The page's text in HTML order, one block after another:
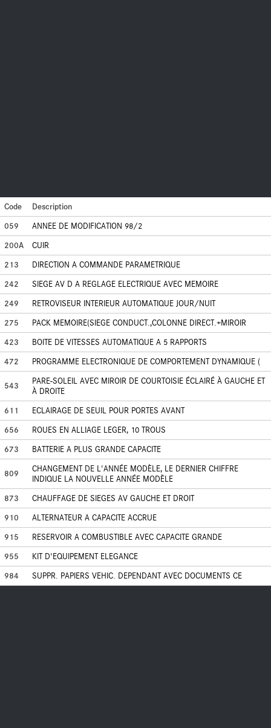
Code
Description
059
ANNEE DE MODIFICATION 98/2
200A
CUIR
213
DIRECTION A COMMANDE PARAMETRIQUE
242
SIEGE AV D A REGLAGE ELECTRIQUE AVEC MEMOIRE
249
RETROVISEUR INTERIEUR AUTOMATIQUE JOUR/NUIT
275
PACK MEMOIRE(SIEGE CONDUCT.,COLONNE DIRECT.+MIROIR
423
BOITE DE VITESSES AUTOMATIQUE A 5 RAPPORTS
472
PROGRAMME ELECTRONIQUE DE COMPORTEMENT DYNAMIQUE (
543
PARE-SOLEIL AVEC MIROIR DE COURTOISIE ÉCLAIRÉ À GAUCHE ET
À DROITE
611
ECLAIRAGE DE SEUIL POUR PORTES AVANT
656
ROUES EN ALLIAGE LEGER, 10 TROUS
673
BATTERIE A PLUS GRANDE CAPACITE
809
CHANGEMENT DE L'ANNÉE MODÈLE, LE DERNIER CHIFFRE
INDIQUE LA NOUVELLE ANNÉE MODÈLE
873
CHAUFFAGE DE SIEGES AV GAUCHE ET DROIT
910
ALTERNATEUR A CAPACITE ACCRUE
915
RESERVOIR A COMBUSTIBLE AVEC CAPACITE GRANDE
955
KIT D'EQUIPEMENT ELEGANCE
984
SUPPR. PAPIERS VEHIC. DEPENDANT AVEC DOCUMENTS CE